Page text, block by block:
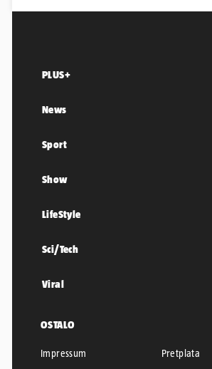
PLUS+
News
Sport
Show
LifeStyle
Sci/Tech
Viral
OSTALO
Impressum Pretplata